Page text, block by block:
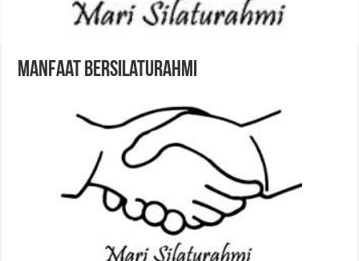
Manfaat Bersilaturahmi